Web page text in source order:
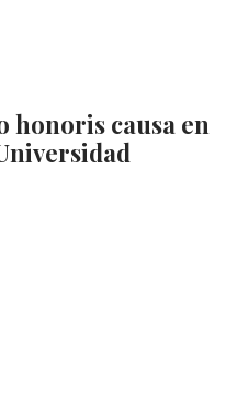
honoris causa en